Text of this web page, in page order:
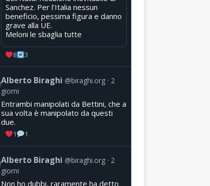
Sanchez. Per l'Italia nessun
beneficio, pessima figura e danno
grave alla UE.
Meloni le sbaglia tutte
8 3
Alberto Biraghi @biraghi.org
2
giorni
Entrambi manipolati da Bettini, che a
sua volta è manipolato da questi
due.
1 1
Alberto Biraghi @biraghi.org
2
giorni
Non ho dubbi, raramente ha detto